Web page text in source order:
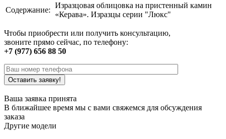
Содержание:
Изразцовая облицовка на пристенный камин
«Керава». Изразцы серии "Люкс"
Чтобы приобрести или получить консультацию,
звоните прямо сейчас, по телефону:
+7 (977) 656 88 50
Ваша заявка принята
В ближайшее время мы с вами свяжемся для обсуждения
заказа
Другие модели